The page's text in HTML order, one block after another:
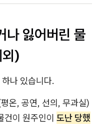
나 잃어버린 물
)
나 있습니다.
온, 공연, 선의, 무과실)
건이 원주인이 도난 당했